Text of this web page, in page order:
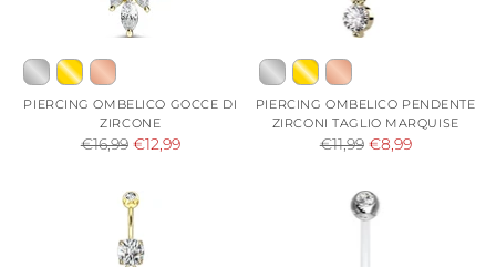
PIERCING OMBELICO GOCCE DI
ZIRCONE
Prezzo
€16,99 €12,99
PIERCING OMBELICO PENDENTE
ZIRCONI TAGLIO MARQUISE
Prezzo
listino
€11,99 €8,99